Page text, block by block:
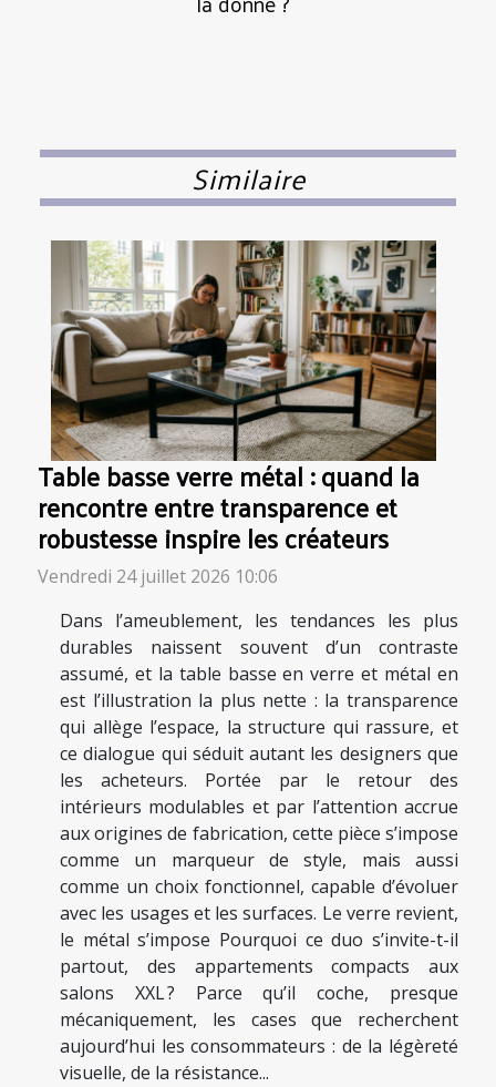
Similaire
Table basse verre métal : quand la
rencontre entre transparence et
robustesse inspire les créateurs
Vendredi 24 juillet 2026 10:06
Dans l’ameublement, les tendances les plus
durables naissent souvent d’un contraste
assumé, et la table basse en verre et métal en
est l’illustration la plus nette : la transparence
qui allège l’espace, la structure qui rassure, et
ce dialogue qui séduit autant les designers que
les acheteurs. Portée par le retour des
intérieurs modulables et par l’attention accrue
aux origines de fabrication, cette pièce s’impose
comme un marqueur de style, mais aussi
comme un choix fonctionnel, capable d’évoluer
avec les usages et les surfaces. Le verre revient,
le métal s’impose Pourquoi ce duo s’invite-t-il
partout, des appartements compacts aux
salons XXL ? Parce qu’il coche, presque
mécaniquement, les cases que recherchent
aujourd’hui les consommateurs : de la légèreté
visuelle, de la résistance...